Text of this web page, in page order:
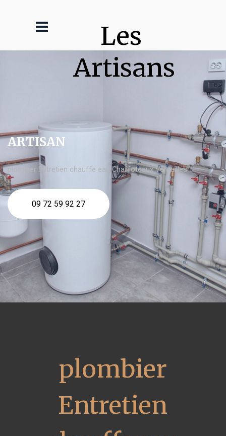
Les
Artisans
ARTISAN
plombier Entretien chauffe eau Chaffoteaux Versailles
09 72 59 92 27
plombier
Entretien